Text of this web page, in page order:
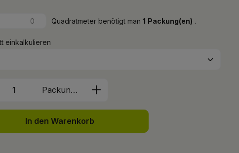
Quadratmeter benötigt man1 Packung(en) .
einkalkulieren
Anzahl: Gib den gewünschten Wert
Packung(en)
In den Warenkorb